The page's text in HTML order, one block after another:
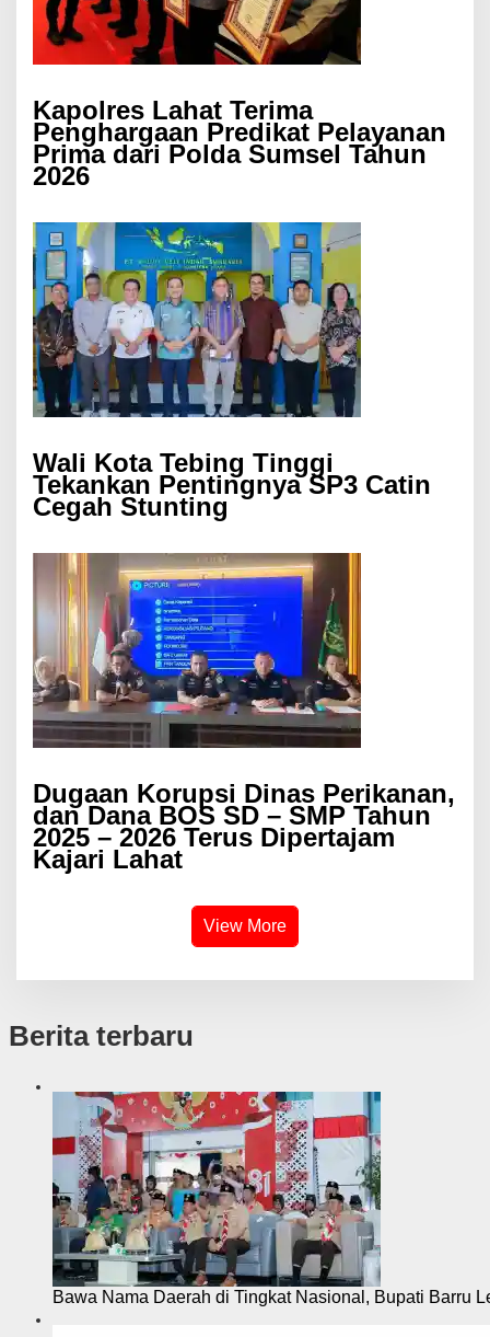
Kapolres Lahat Terima
Penghargaan Predikat Pelayanan
Prima dari Polda Sumsel Tahun
2026
Wali Kota Tebing Tinggi
Tekankan Pentingnya SP3 Catin
Cegah Stunting
Dugaan Korupsi Dinas Perikanan,
dan Dana BOS SD – SMP Tahun
2025 – 2026 Terus Dipertajam
Kajari Lahat
View More
Berita terbaru
Bawa Nama Daerah di Tingkat Nasional, Bupati Barru